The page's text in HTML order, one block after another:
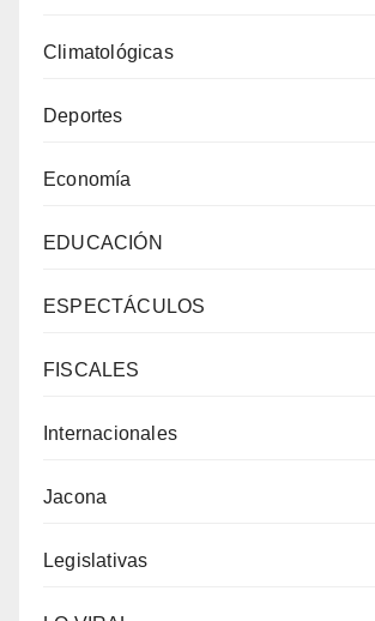
Climatológicas
Deportes
Economía
EDUCACIÓN
ESPECTÁCULOS
FISCALES
Internacionales
Jacona
Legislativas